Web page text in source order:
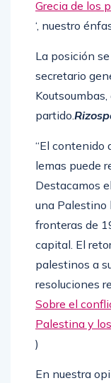
Grecia de los
‘, nuestro
La posición
secretario
partido.
“El contenido
lemas puede
Destacamos
una Palestino
fronteras de
capital. El
palestinos a
resoluciones
Sobre el
Palestina y
)
En nuestra